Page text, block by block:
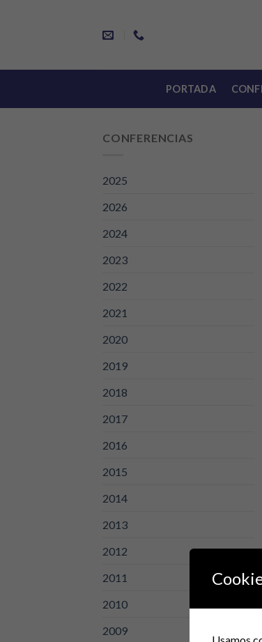
PORTADA
CONFERENCIAS
2025
2026
2024
2023
2022
2021
2020
2019
2018
2017
2016
2015
2014
2013
2012
2011
2010
2009
Usamos